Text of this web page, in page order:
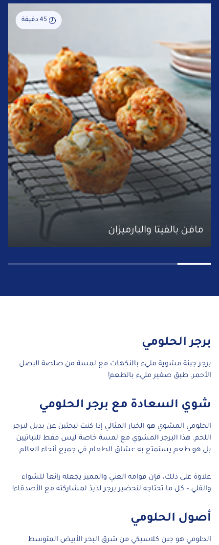
45 دقيقة
مافن بالفيتا والبارميزان
برجر الحلومي
برجر جبنة مشوية مليء بالنكهات مع لمسة من صلصة البصل
الأحمر. طبق صغير مليء بالطعم!
شوي السعادة مع برجر الحلومي
الحلومي المشوي هو الخيار المثالي إذا كنت تبحثين عن بديل لبرجر
اللحم. هذا البرجر المشوي مع لمسة خاصة ليس فقط للنباتيين
بل هو طعم يستمتع به عشاق الطعام في جميع أنحاء العالم.
علاوة على ذلك، فإن قوامه الغني والمميز يجعله رائعاً للشواء
والقلي – كل ما تحتاجه لتحضير برجر لذيذ لمشاركته مع الأصدقاء!
أصول الحلومي
الحلومي هو جبن كلاسيكي من شرق البحر الأبيض المتوسط